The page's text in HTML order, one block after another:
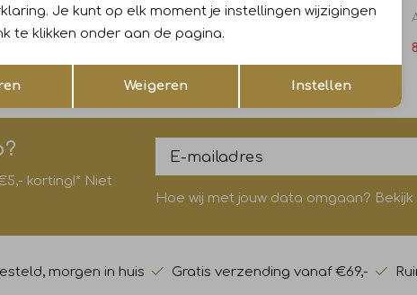
Ruby Pants 24 bleached denim
korting!* Niet
Hoe wij met jouw data omgaan?
morgen in huis Gratis verzending vanaf €69,-
Opslaan
Je kunt op elk moment je instellingen wijzigingen
te klikken onder aan de pagina.
Weigeren Instellen